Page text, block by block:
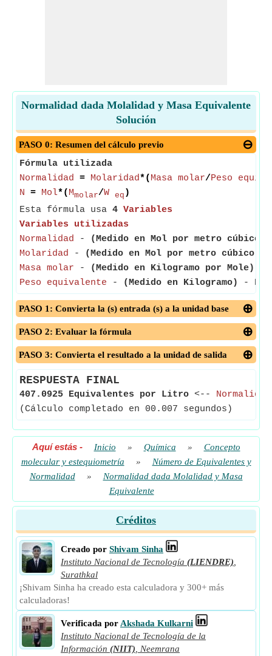
Normalidad dada Molalidad y Masa Equivalente
Solución
PASO 0: Resumen del cálculo previo
Fórmula utilizada
Normalidad = Molaridad*( Masa molar/Peso
N = Mol*( Mmolar/W eq )
Esta fórmula usa 4 Variables
Variables utilizadas
Normalidad - (Medido en Mol por metro cúbico)
Molaridad - (Medido en Mol por metro cúbico)
Masa molar - (Medido en Kilogramo por Mole)
Peso equivalente - (Medido en Kilogramo) -
PASO 1: Convierta la (s) entrada (s) a la unidad base
PASO 2: Evaluar la fórmula
PASO 3: Convierta el resultado a la unidad de salida
RESPUESTA FINAL
407.0925 Equivalentes por Litro <-- Normalidad
(Cálculo completado en 00.007 segundos)
Aquí estás- Inicio » Química »
Concepto
molecular y estequiometría
»
Número de Equivalentes y
Normalidad
»
Normalidad dada Molalidad y Masa
Equivalente
Créditos
Creado por Shivam Sinha
Instituto Nacional de Tecnología (LIENDRE)
Surathkal
¡Shivam Sinha ha creado esta calculadora y 300+ más
calculadoras!
Verificada por Akshada Kulkarni
Instituto Nacional de Tecnología de la
Información (NIIT)
Neemrana